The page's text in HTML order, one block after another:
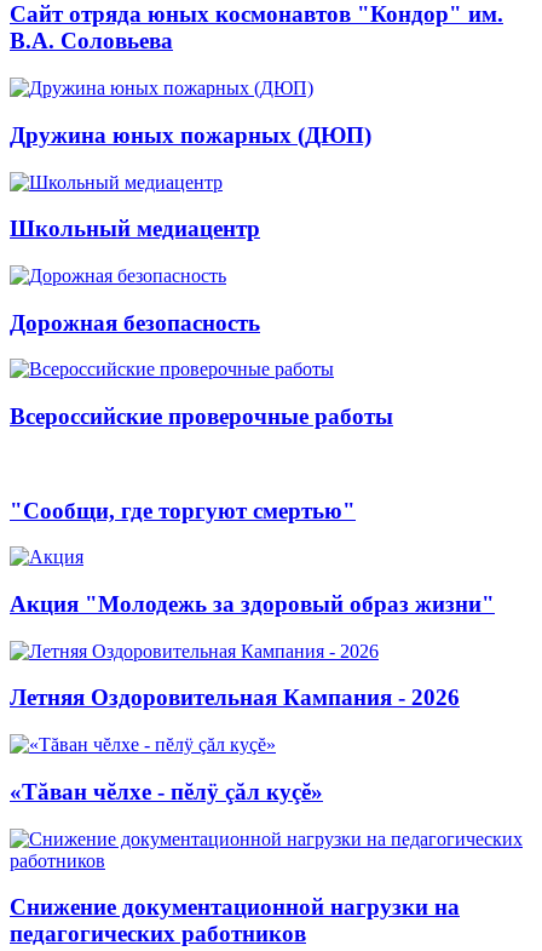
Сайт отряда юных космонавтов "Кондор" им.
В.А. Соловьева
Дружина юных пожарных (ДЮП)
Школьный медиацентр
Дорожная безопасность
Всероссийские проверочные работы
"Сообщи, где торгуют смертью"
Акция "Молодежь за здоровый образ жизни"
Летняя Оздоровительная Кампания - 2026
«Тăван чĕлхе - пĕлÿ çăл куçĕ»
Снижение документационной нагрузки на
педагогических работников